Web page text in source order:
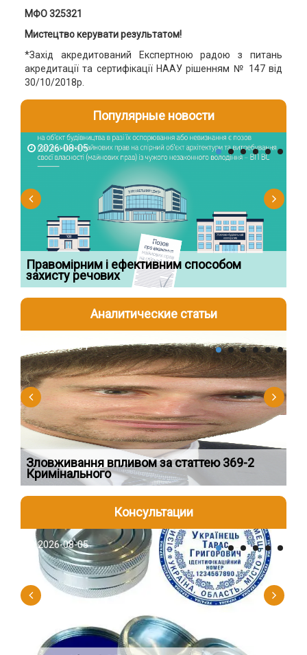
МФО 325321
Мистецтво керувати результатом!
*Захід акредитований Експертною радою з питань
акредитації та сертифікації НААУ рішенням № 147 від
30/10/2018р.
Популярные новости
2026-08-05
Правомірним і ефективним способом
захисту речових
Аналитические статьи
2026-08-04
Зловживання впливом за статтею 369-2
Кримінального
Консультации
2026-08-05